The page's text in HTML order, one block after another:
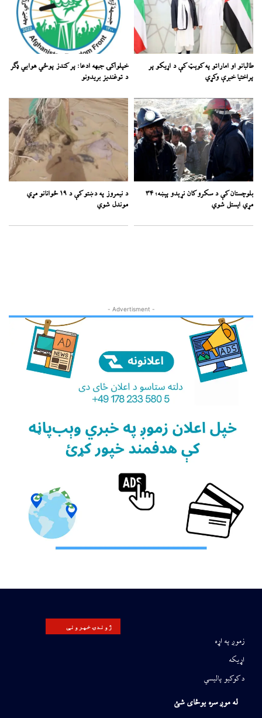
طالبانو او اماراتو په کوېټ کې د اړیکو پر
پراختیا خبرې وکړي
خپلواکۍ جبهه ادعا: پر کندز پوځي هوايي ډګر
د توغندیز بریدونو
بلوچستان کې د سکرو کان نړېدو پېښه؛ ۳۴
مړي ایستل شوي
د نیمروز په دښتو کې د ۱۹ ځوانانو مړي
موندل شوي
- Advertisment -
ژوندۍ خپرونې
زموږ په اړه
اړیکه
د کوکیو پالیسي
له موږ سره یوځای شئ